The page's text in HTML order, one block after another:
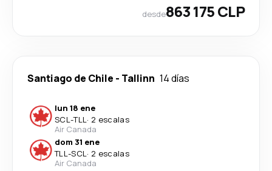
desde863 175 CLP
Santiago de Chile - Tallinn 14 días
lun 18 ene
SCL-TLL· 2 escalas
Air Canada
dom 31 ene
TLL-SCL· 2 escalas
Air Canada